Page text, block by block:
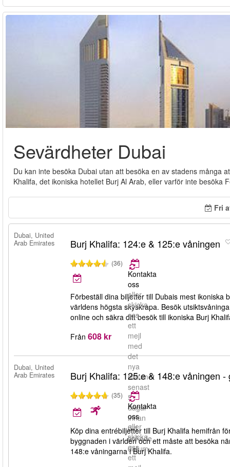
Sevärdheter Dubai
Du kan inte besöka Dubai utan att besöka en av stadens många
Khalifa, det ikoniska hotellet Burj Al Arab, eller varför inte besöka
Fri
Dubai, United
Arab Emirates
Burj Khalifa: 124:e & 125:e våningen
(36)
Kontakta
oss
eller
skicka
oss
ett
mejl
med
det
nya
datumet
senast
5
dagar
innan
ditt
bokade
datum.
Förbeställ dina biljetter till Dubais mest ikoniska
världens högsta skyskrapa. Besök
online och säkra ditt besök till ikoniska Burj
Från 608 kr
Dubai, United
Arab Emirates
Burj Khalifa: 125:e & 148:e våningen -
(35)
Kontakta
oss
eller
skicka
oss
ett
Köp dina entrébiljetter till Burj Khalifa hemifrån
byggnaden i världen och ett måste att besöka
148:e våningarna i Burj Khalifa.